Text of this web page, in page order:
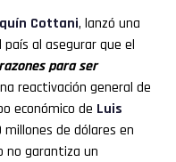
Cottani, lanzó una
al asegurar que el
para ser
reactivación general de
económico de Luis
millones de dólares en
no garantiza un